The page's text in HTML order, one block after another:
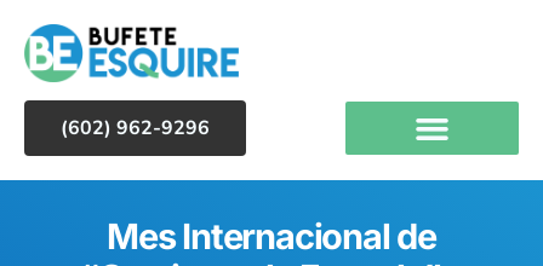
(602) 962-9296
Mes Internacional de